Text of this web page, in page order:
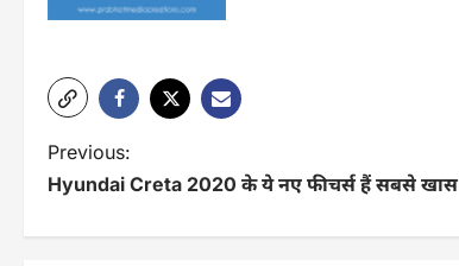
P
o
s
Previous:
Hyundai Creta 2020 के ये नए फीचर्स हैं सबसे खास